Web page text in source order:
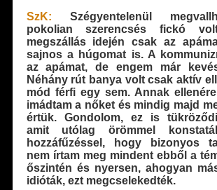
SzK: Szégyentelenül
pokolian szerencsés fickó
megszállás idején csak az
sajnos a húgomat is. A
az apámat, de engem már
Néhány rút banya volt csak aktív
mód férfi egy sem. Annak
imádtam a nőket és mindig majd
értük. Gondolom, ez is
amit utólag örömmel
hozzáfűzéssel, hogy bizonyos
nem írtam meg mindent ebből a
őszintén és nyersen, ahogyan
idióták, ezt megcselekedték.